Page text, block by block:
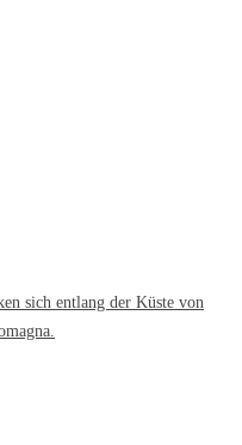
sich entlang der Küste von